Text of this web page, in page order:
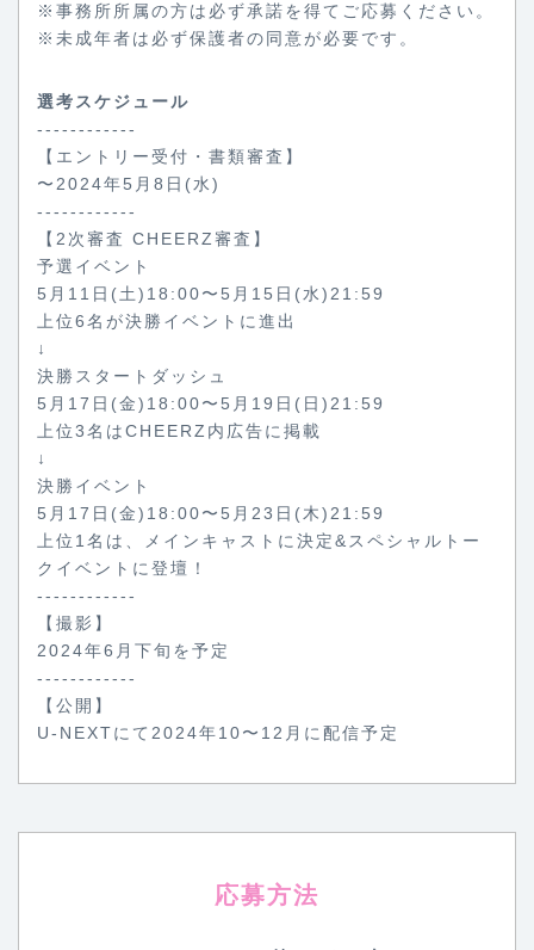
※事務所所属の方は必ず承諾を得てご応募ください。
※未成年者は必ず保護者の同意が必要です。
選考スケジュール
------------
【エントリー受付・書類審査】
〜2024年5月8日(水)
------------
【2次審査 CHEERZ審査】
予選イベント
5月11日(土)18:00〜5月15日(水)21:59
上位6名が決勝イベントに進出
↓
決勝スタートダッシュ
5月17日(金)18:00〜5月19日(日)21:59
上位3名はCHEERZ内広告に掲載
↓
決勝イベント
5月17日(金)18:00〜5月23日(木)21:59
上位1名は、メインキャストに決定&スペシャルトー
クイベントに登壇！
------------
【撮影】
2024年6月下旬を予定
------------
【公開】
U-NEXTにて2024年10〜12月に配信予定
応募方法